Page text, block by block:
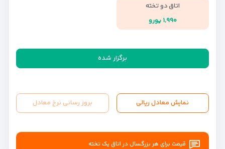
اتاق دو تخته
۱,۹۹۰ یورو
برگزار شده
نمایش معادل ریالی بروز رسانی نرخ معادل
قیمت برای هر بزرگسال در اتاق یک تخته